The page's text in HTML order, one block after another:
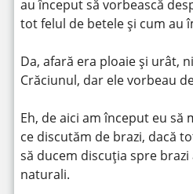
au început să vorbească
tot felul de betele și cum au
Da, afară era ploaie și urât,
Crăciunul, dar ele vorbeau
Eh, de aici am început eu să
ce discutăm de brazi, dacă
să ducem discuția spre
naturali.